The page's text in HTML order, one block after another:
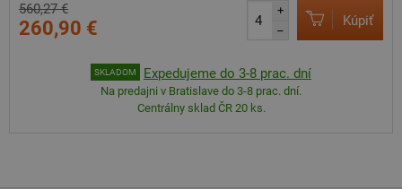
560,27 €
260,90 €
+
–
Kúpiť
SKLADOM Expedujeme do 3-8 prac. dní
Na predajni v Bratislave do 3-8 prac. dní.
Centrálny sklad ČR 20 ks.